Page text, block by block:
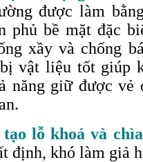
được làm
phủ bề mặt đặc
xầy và chống
vật liệu tốt giúp
năng giữ được vẻ
tạo lỗ khoá và chìa
định, khó làm giả